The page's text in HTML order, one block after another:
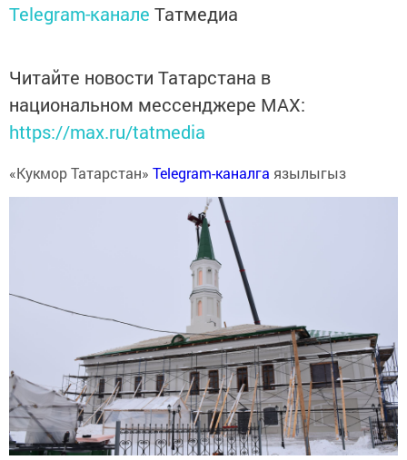
Telegram-канале Татмедиа
Читайте новости Татарстана в
национальном мессенджере MАХ:
https://max.ru/tatmedia
«Кукмор Татарстан» Telegram-каналга язылыгыз